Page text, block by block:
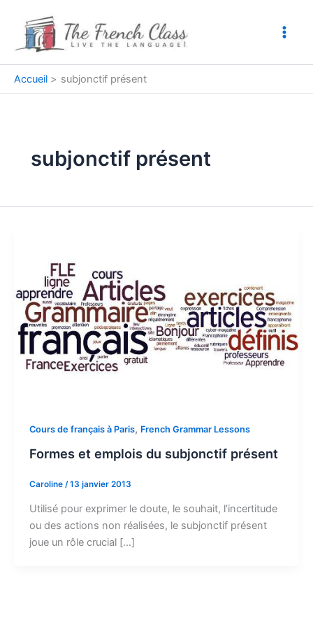
contenu
Accueil subjonctif présent
subjonctif présent
Cours de français à Paris, French Grammar Lessons
Formes et emplois du subjonctif présent
Caroline /13 janvier 2013
Utilisé pour exprimer le doute, le souhait, l’incertitude
ou des actions non réalisées, le subjonctif présent
joue un rôle crucial […]